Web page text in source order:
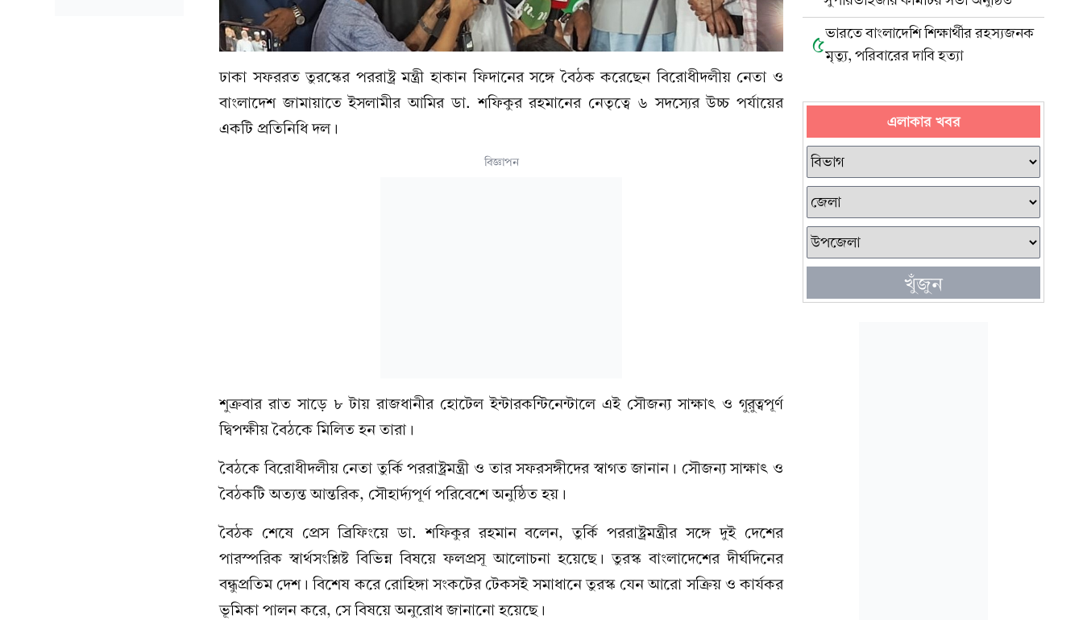
ঢাকা সফররত তুরস্কের পররাষ্ট্র মন্ত্রী হাকান ফিদানের সঙ্গে বৈঠক করেছেন বিরোধীদলীয় নেতা ও
বাংলাদেশ জামায়াতে ইসলামীর আমির ডা. শফিকুর রহমানের নেতৃত্বে ৬ সদস্যের উচ্চ পর্যায়ের
একটি প্রতিনিধি দল।
বিজ্ঞাপন
শুক্রবার রাত সাড়ে ৮ টায় রাজধানীর হোটেল ইন্টারকন্টিনেন্টালে এই সৌজন্য সাক্ষাৎ ও গুরুত্বপূর্ণ
দ্বিপক্ষীয় বৈঠকে মিলিত হন তারা।
বৈঠকে বিরোধীদলীয় নেতা তুর্কি পররাষ্ট্রমন্ত্রী ও তার সফরসঙ্গীদের স্বাগত জানান। সৌজন্য সাক্ষাৎ ও
বৈঠকটি অত্যন্ত আন্তরিক, সৌহার্দ্যপূর্ণ পরিবেশে অনুষ্ঠিত হয়।
বৈঠক শেষে প্রেস ব্রিফিংয়ে ডা. শফিকুর রহমান বলেন, তুর্কি পররাষ্ট্রমন্ত্রীর সঙ্গে দুই দেশের
পারস্পরিক স্বার্থসংশ্লিষ্ট বিভিন্ন বিষয়ে ফলপ্রসূ আলোচনা হয়েছে। তুরস্ক বাংলাদেশের দীর্ঘদিনের
বন্ধুপ্রতিম দেশ। বিশেষ করে রোহিঙ্গা সংকটের টেকসই সমাধানে তুরস্ক যেন আরো সক্রিয় ও কার্যকর
ভূমিকা পালন করে, সে বিষয়ে অনুরোধ জানানো হয়েছে।
৫ভারতে বাংলাদেশি শিক্ষার্থীর রহস্যজনক
মৃত্যু, পরিবারের দাবি হত্যা
এলাকার খবর
খুঁজুন